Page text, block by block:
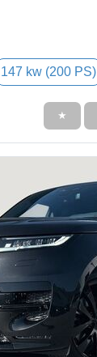
147 kw (200 PS)
★